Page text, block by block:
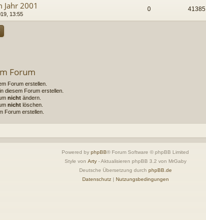
Jahr 2001
13:55
0 41385
Forum
Forum erstellen.
diesem Forum erstellen.
nicht ändern.
nicht löschen.
Forum erstellen.
Powered by phpBB® Forum Software © phpBB Limited
Style von Arty- Aktualisieren phpBB 3.2 von MrGaby
Deutsche Übersetzung durch phpBB.de
Datenschutz| Nutzungsbedingungen